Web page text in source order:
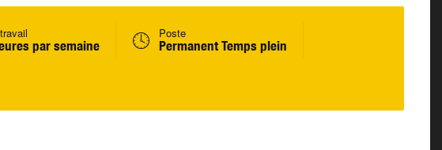
par semaine
Poste
Permanent Temps plein